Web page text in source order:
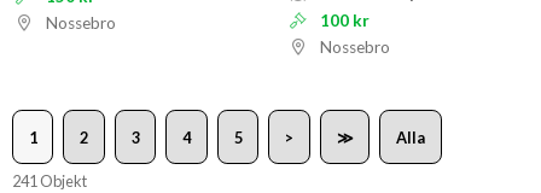
Nossebro
100 kr
Nossebro
1 2 3 4 5 > ≫ Alla
241 Objekt